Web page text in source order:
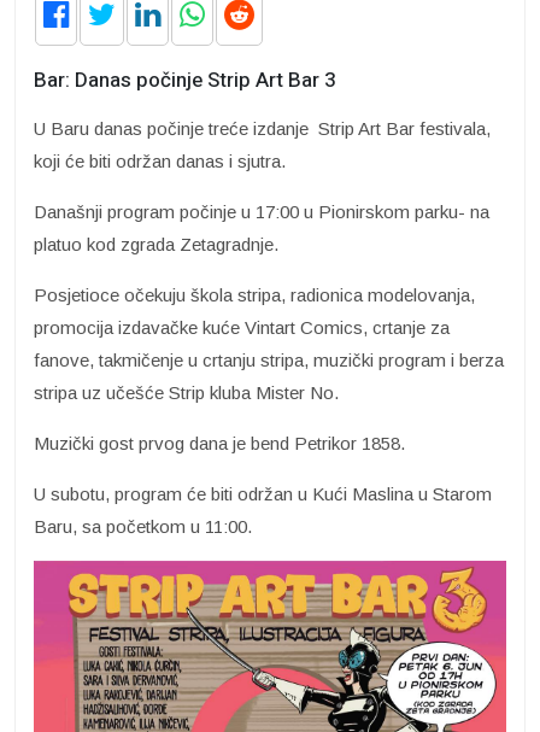
Bar: Danas počinje Strip Art Bar 3
U Baru danas počinje treće izdanje Strip Art Bar festivala,
koji će biti održan danas i sjutra.
Današnji program počinje u 17:00 u Pionirskom parku- na
platuo kod zgrada Zetagradnje.
Posjetioce očekuju škola stripa, radionica modelovanja,
promocija izdavačke kuće Vintart Comics, crtanje za
fanove, takmičenje u crtanju stripa, muzički program i berza
stripa uz učešće Strip kluba Mister No.
Muzički gost prvog dana je bend Petrikor 1858.
U subotu, program će biti održan u Kući Maslina u Starom
Baru, sa početkom u 11:00.